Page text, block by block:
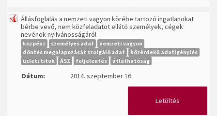
Állásfoglalás a nemzeti vagyon körébe tartozó ingatlanokat
bérbe vevő, nem közfeladatot ellátó személyek, cégek
nevének nyilvánosságáról
közpénz személyes adat
nemzeti vagyon
döntés megalapozását szolgáló adat
közérdekű adatigénylés
üzleti titok
ÁSZ feljelentés átláthatóság
Dátum: 2014. szeptember 16.
Letöltés